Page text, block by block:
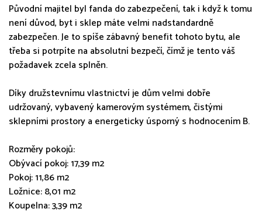
Původní majitel byl fanda do zabezpečení, tak i když k tomu
není důvod, byt i sklep máte velmi nadstandardně
zabezpečen. Je to spíše zábavný benefit tohoto bytu, ale
třeba si potrpíte na absolutní bezpečí, čímž je tento váš
požadavek zcela splněn.
Díky družstevnímu vlastnictví je dům velmi dobře
udržovaný, vybavený kamerovým systémem, čistými
sklepními prostory a energeticky úsporný s hodnocením B.
Rozměry pokojů:
Obývací pokoj: 17,39 m2
Pokoj: 11,86 m2
Ložnice: 8,01 m2
Koupelna: 3,39 m2